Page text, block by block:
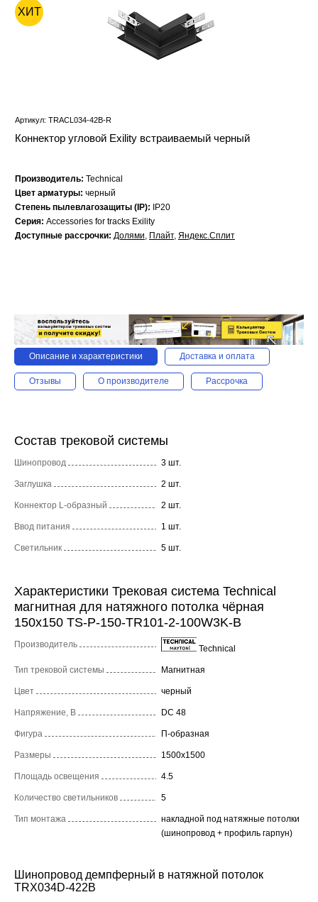
ХИТ
Артикул: TRACL034-42B-R
Коннектор угловой Exility встраиваемый черный
Производитель: Technical
Цвет арматуры: черный
Степень пылевлагозащиты (IP):
IP20
Серия: Accessories for tracks Exility
Доступные рассрочки: Долями, Плайт, Яндекс.Сплит
Описание и характеристики Доставка и оплата
Отзывы О производителе Рассрочка
Состав трековой системы
Шинопровод 3 шт.
Заглушка 2 шт.
Коннектор L-образный 2 шт.
Ввод питания 1 шт.
Светильник 5 шт.
Характеристики Трековая система Technical
магнитная для натяжного потолка чёрная
150x150 TS-P-150-TR101-2-100W3K-B
Производитель Technical
Тип трековой системы Магнитная
Цвет черный
Напряжение, В DC 48
Фигура П-образная
Размеры 1500x1500
Площадь освещения 4.5
Количество светильников 5
Тип монтажа
накладной под натяжные потолки
(шинопровод + профиль гарпун)
Шинопровод демпферный в натяжной потолок
TRX034D-422B